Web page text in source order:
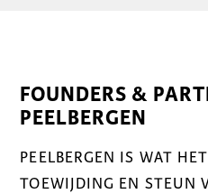
FOUNDERS &
PEELBERGEN
PEELBERGEN IS WAT
TOEWIJDING EN STEUN